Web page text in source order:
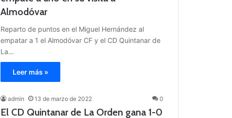
Almodóvar
Reparto de puntos en el Miguel Hernández al
empatar a 1 el Almodóvar CF y el CD Quintanar de
La…
Leer más »
admin 13 de marzo de 2022 0
El CD Quintanar de La Orden gana 1-0